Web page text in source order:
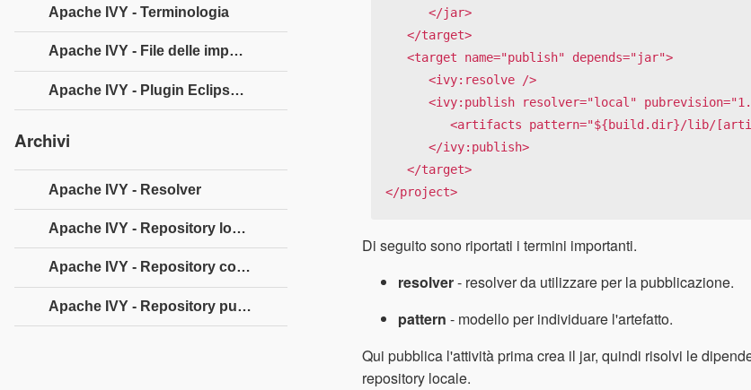
      </jar>
   </target>
   <target name="publish" depends="jar">
      <ivy:resolve />
      <ivy:publish resolver="local" pubrevision="1.0" overwrite="true">
         <artifacts pattern="${build.dir}/lib/[artifact].[ext]" />
      </ivy:publish>
   </target>
</project>
Di seguito sono riportati i termini importanti.
resolver- resolver da utilizzare per la pubblicazione.
pattern - modello per individuare l'artefatto.
Qui pubblica l'attività prima crea il jar, quindi risolvi le
repository locale.
Apache IVY - Terminologia
Apache IVY - File delle impostazioni
Apache IVY - Plugin Eclipse Ivy
Archivi
Apache IVY - Resolver
Apache IVY - Repository locale
Apache IVY - Repository condiviso
Apache IVY - Repository pubblico